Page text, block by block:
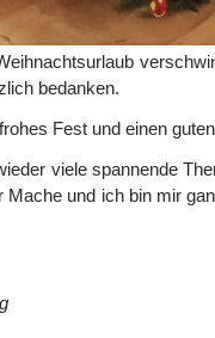
bedanken.
Fest und einen
viele spannende
Mache und ich bin mir